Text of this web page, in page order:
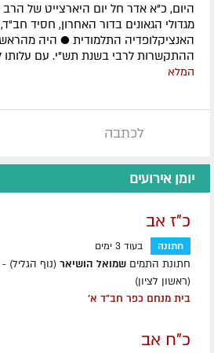
היום, כ"א אדר חל יום היארצייט של הרב
מגדולי הגאונים בדור האחרון, חסיד
האנציקלופדיה התלמודית ● היה
ההתקשרות לרבי בשנת תש"י. עם עלותו
המלא
לכתבה
יומן אירועים
כ"ז אב
חתונה בעוד 3 ימים
חתונת התמים שמואל הושיאר (נוף הגליל) -
(ראשון לציון)
בית מנחם כפר חב"ד א'
כ"ח אב